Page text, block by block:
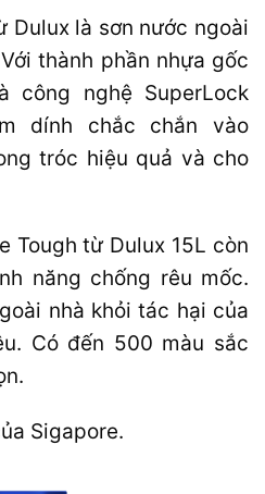
Dulux là sơn nước ngoài
thành phần nhựa gốc
công nghệ SuperLock
dính chắc chắn vào
tróc hiệu quả và cho
Tough từ Dulux 15L còn
năng chống rêu mốc.
nhà khỏi tác hại của
Có đến 500 màu sắc
Sigapore.